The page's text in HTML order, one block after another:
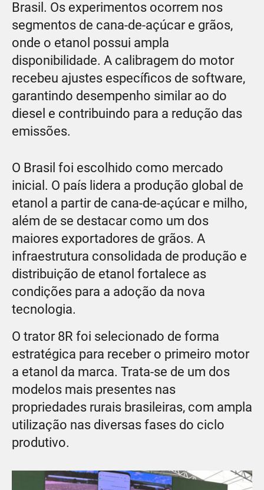
Brasil. Os experimentos ocorrem nos
segmentos de cana-de-açúcar e grãos,
onde o etanol possui ampla
disponibilidade. A calibragem do motor
recebeu ajustes específicos de software,
garantindo desempenho similar ao do
diesel e contribuindo para a redução das
emissões.
O Brasil foi escolhido como mercado
inicial. O país lidera a produção global de
etanol a partir de cana-de-açúcar e milho,
além de se destacar como um dos
maiores exportadores de grãos. A
infraestrutura consolidada de produção e
distribuição de etanol fortalece as
condições para a adoção da nova
tecnologia.
O trator 8R foi selecionado de forma
estratégica para receber o primeiro motor
a etanol da marca. Trata-se de um dos
modelos mais presentes nas
propriedades rurais brasileiras, com ampla
utilização nas diversas fases do ciclo
produtivo.